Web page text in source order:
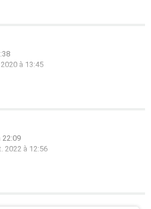
à 13:45
22:09
2022 à 12:56